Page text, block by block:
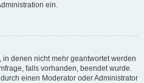
ein.
denen nicht mehr geantwortet werden
falls vorhanden, beendet wurde.
einen Moderator oder Administrator